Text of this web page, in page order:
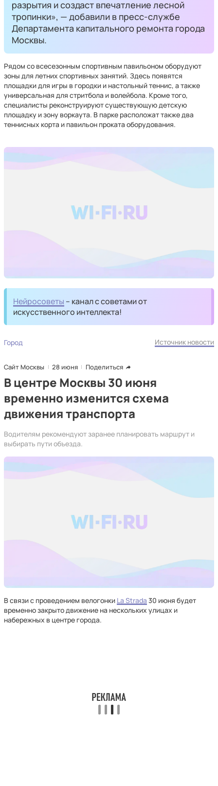
разрытия и создаст впечатление лесной
тропинки», — добавили в пресс-службе
Департамента капитального ремонта города
Москвы.
Рядом со всесезонным спортивным павильоном оборудуют
зоны для летних спортивных занятий. Здесь появятся
площадки для игры в городки и настольный теннис, а также
универсальная для стритбола и волейбола. Кроме того,
специалисты реконструируют существующую детскую
площадку и зону воркаута. В парке расположат также два
теннисных корта и павильон проката оборудования.
Нейросоветы – канал с советами от
искусственного интеллекта!
Город Источник новости
Сайт Москвы 28 июня Поделиться
В центре Москвы 30 июня
временно изменится схема
движения транспорта
Водителям рекомендуют заранее планировать маршрут и
выбирать пути объезда.
В связи с проведением велогонки La Strada 30 июня будет
временно закрыто движение на нескольких улицах и
набережных в центре города.